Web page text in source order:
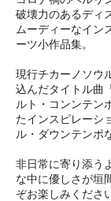
破壊力のあるディ
ムーディーなイン
ーツ小作品集。
現行チカーノソウ
込んだタイトル曲
ルト・コンンテン
たインスピレーシ
ル・ダウンテンポ
非日常に寄り添う
な中に優しさが垣
ぞお楽しみくださ